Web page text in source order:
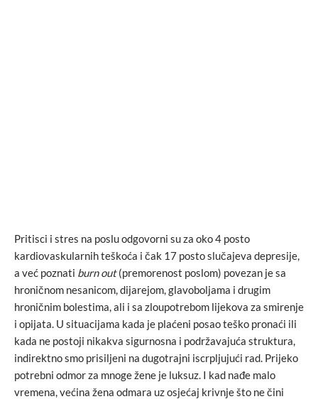
Pritisci i stres na poslu odgovorni su za oko 4 posto
kardiovaskularnih teškoća i čak 17 posto slučajeva depresije,
a već poznati burn out(premorenost poslom) povezan je sa
hroničnom nesanicom, dijarejom, glavoboljama i drugim
hroničnim bolestima, ali i sa zloupotrebom lijekova za smirenje
i opijata. U situacijama kada je plaćeni posao teško pronaći ili
kada ne postoji nikakva sigurnosna i podržavajuća struktura,
indirektno smo prisiljeni na dugotrajni iscrpljujući rad. Prijeko
potrebni odmor za mnoge žene je luksuz. I kad nađe malo
vremena, većina žena odmara uz osjećaj krivnje što ne čini